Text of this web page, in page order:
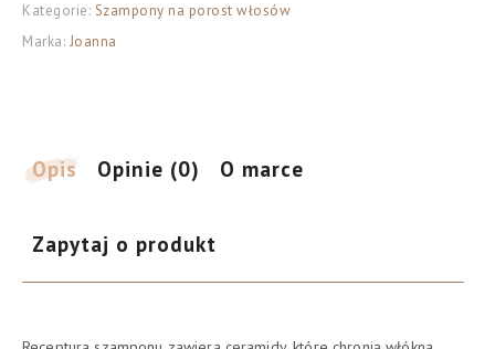
Szampon
do
ceramidami
Kategorie: Szampony na porost włosów
Marka: Joanna
Opis Opinie (0) O marce
Zapytaj o produkt